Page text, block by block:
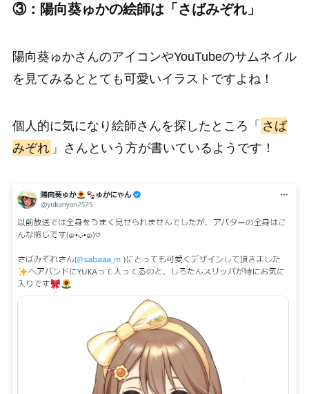
③：陽向葵ゅかの絵師は「さばみぞれ」
陽向葵ゅかさんのアイコンやYouTubeのサムネイル
を見てみるととても可愛いイラストですよね！
個人的に気になり絵師さんを探したところ「 さば
みぞれ 」さんという方が書いているようです！